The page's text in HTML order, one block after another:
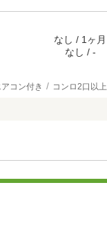
なし / 1ヶ月
なし / -
アコン付き コンロ2口以上